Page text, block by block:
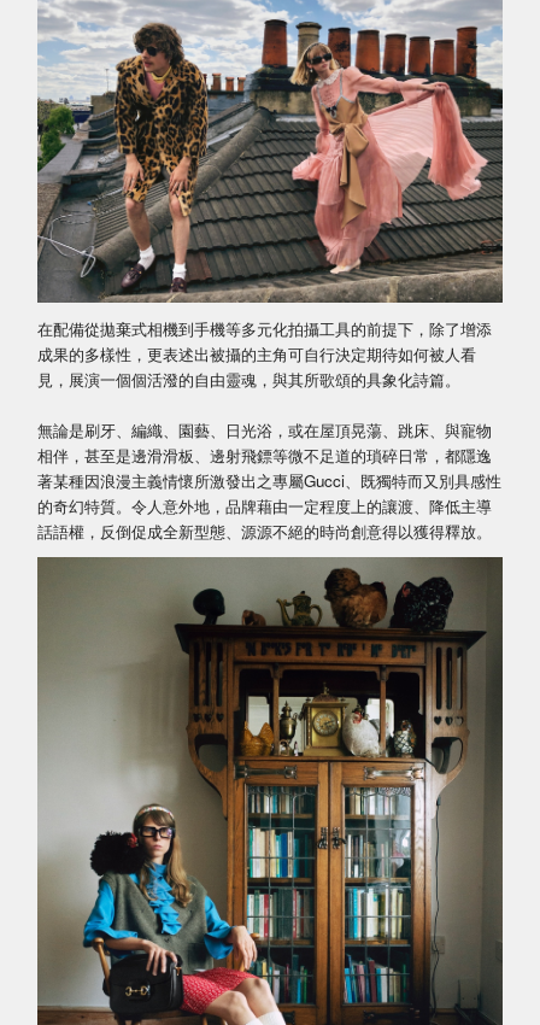
在配備從拋棄式相機到手機等多元化拍攝工具的前提下，除了增添
成果的多樣性，更表述出被攝的主角可自行決定期待如何被人看
見，展演一個個活潑的自由靈魂，與其所歌頌的具象化詩篇。
無論是刷牙、編織、園藝、日光浴，或在屋頂晃蕩、跳床、與寵物
相伴，甚至是邊滑滑板、邊射飛鏢等微不足道的瑣碎日常，都隱逸
著某種因浪漫主義情懷所激發出之專屬Gucci、既獨特而又別具感性
的奇幻特質。令人意外地，品牌藉由一定程度上的讓渡、降低主導
話語權，反倒促成全新型態、源源不絕的時尚創意得以獲得釋放。